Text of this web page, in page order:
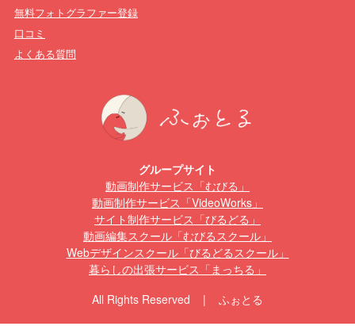
無料フォトグラファー登録
口コミ
よくある質問
グループサイト
動画制作サービス「むびる」
動画制作サービス「VideoWorks」
サイト制作サービス「びるどる」
動画編集スクール「むびるスクール」
Webデザインスクール「びるどるスクール」
暮らしの出張サービス「まっちる」
All Rights Reserved | ふぉとる